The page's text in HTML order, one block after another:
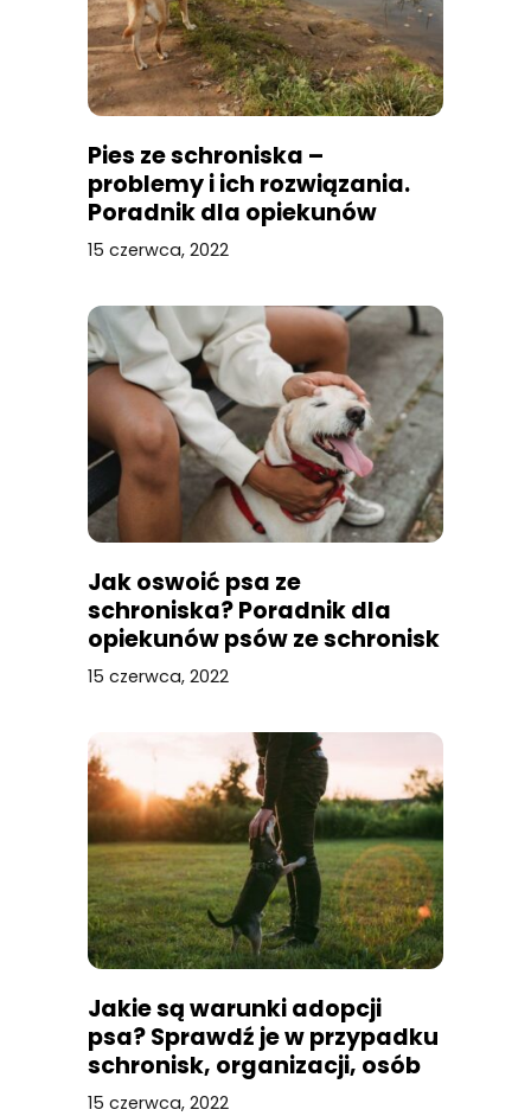
Pies ze schroniska –
problemy i ich rozwiązania.
Poradnik dla opiekunów
psów schroniskowych
15 czerwca, 2022
Jak oswoić psa ze
schroniska? Poradnik dla
opiekunów psów ze schronisk
15 czerwca, 2022
Jakie są warunki adopcji
psa? Sprawdź je w przypadku
schronisk, organizacji, osób
prywatnych!
15 czerwca, 2022